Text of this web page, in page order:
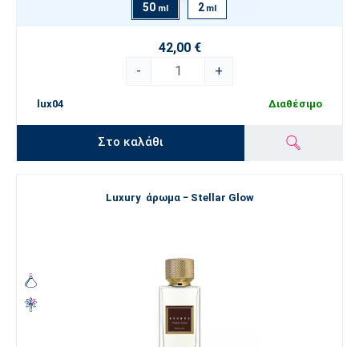
50 ml 2 ml
42,00 €
-
+
lux04 Διαθέσιμο
Στο καλάθι
Luxury άρωμα − Stellar Glow